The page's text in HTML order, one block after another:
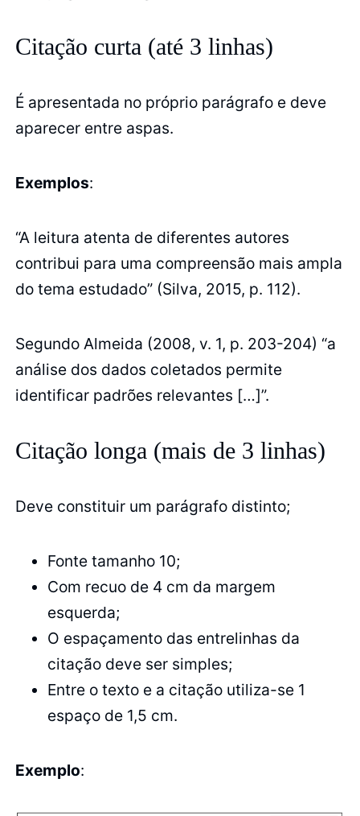
Citação curta (até 3 linhas)
É apresentada no próprio parágrafo e deve
aparecer entre aspas.
Exemplos:
“A leitura atenta de diferentes autores
contribui para uma compreensão mais ampla
do tema estudado” (Silva, 2015, p. 112).
Segundo Almeida (2008, v. 1, p. 203-204) “a
análise dos dados coletados permite
identificar padrões relevantes […]”.
Citação longa (mais de 3 linhas)
Deve constituir um parágrafo distinto;
Fonte tamanho 10;
Com recuo de 4 cm da margem
esquerda;
O espaçamento das entrelinhas da
citação deve ser simples;
Entre o texto e a citação utiliza-se 1
espaço de 1,5 cm.
Exemplo: